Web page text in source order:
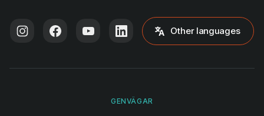
Other languages
GENVÄGAR